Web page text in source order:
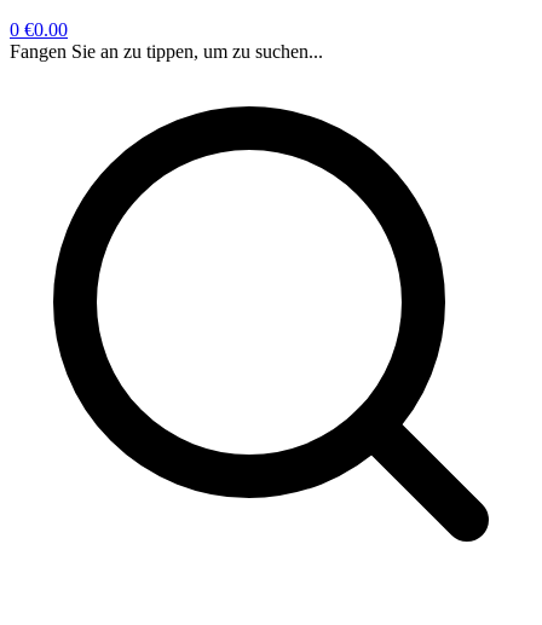
0 €0.00
Fangen Sie an zu tippen, um zu suchen...